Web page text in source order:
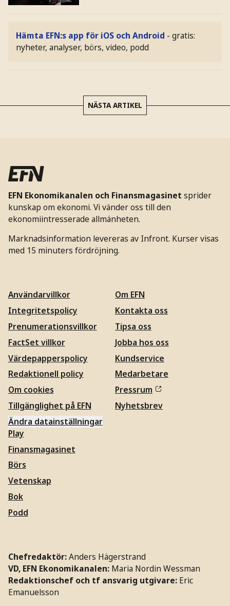
Hämta EFN:s app för iOS och Android - gratis:
nyheter, analyser, börs, video, podd
NÄSTA ARTIKEL
EFN Ekonomikanalen och Finansmagasinet sprider
kunskap om ekonomi. Vi vänder oss till den
ekonomiintresserade allmänheten.
Marknadsinformation levereras av Infront. Kurser visas
med 15 minuters fördröjning.
Användarvillkor
Integritetspolicy
Prenumerationsvillkor
FactSet villkor
Värdepapperspolicy
Redaktionell policy
Om cookies
Tillgänglighet på EFN
Ändra datainställningar
Om EFN
Kontakta oss
Tipsa oss
Jobba hos oss
Kundservice
Medarbetare
Pressrum
Nyhetsbrev
Play
Finansmagasinet
Börs
Vetenskap
Bok
Podd
Chefredaktör:Anders Hägerstrand
VD, EFN Ekonomikanalen: Maria Nordin Wessman
Redaktionschef och tf ansvarig utgivare: Eric
Emanuelsson